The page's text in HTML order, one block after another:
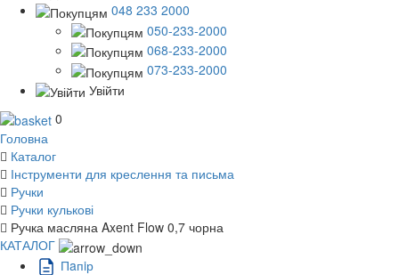
048 233 2000
050-233-2000
068-233-2000
073-233-2000
Увійти
0
Головна
Каталог
Інструменти для креслення та письма
Ручки
Ручки кулькові
Ручка масляна Axent Flow 0,7 чорна
КАТАЛОГ
Пaпiр